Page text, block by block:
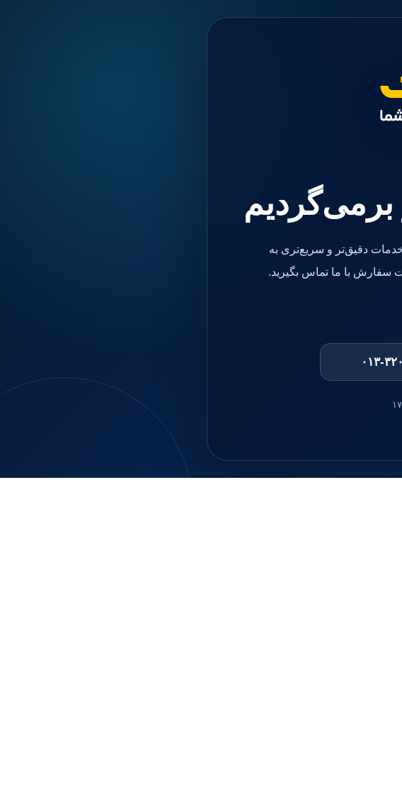
برمی‌گردیم
دقیق‌تر و سریع‌تری به
سفارش با ما تماس بگیرید.